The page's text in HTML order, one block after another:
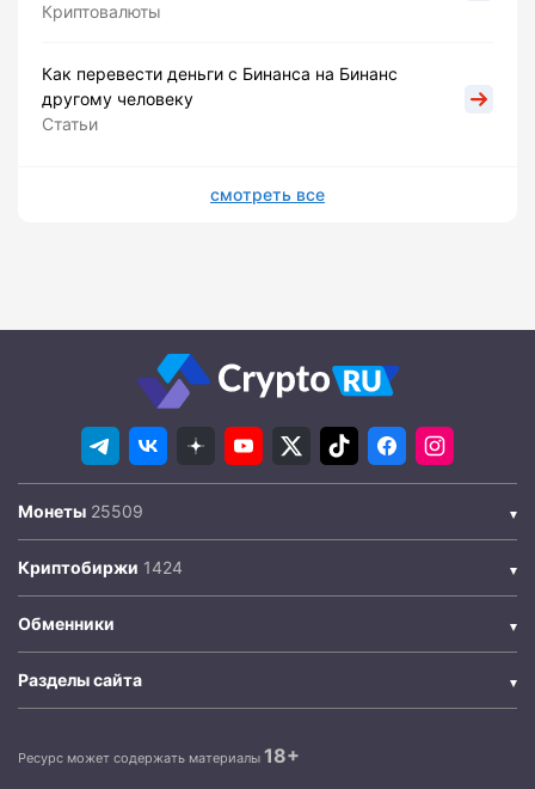
Криптовалюты
Как перевести деньги с Бинанса на Бинанс
другому человеку
Статьи
смотреть все
Монеты
Криптобиржи
Обменники
Разделы сайта
Ресурс может содержать материалы 18+